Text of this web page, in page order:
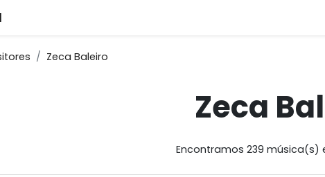
Zeca Baleiro
Zeca
Encontramos 239 música(s)